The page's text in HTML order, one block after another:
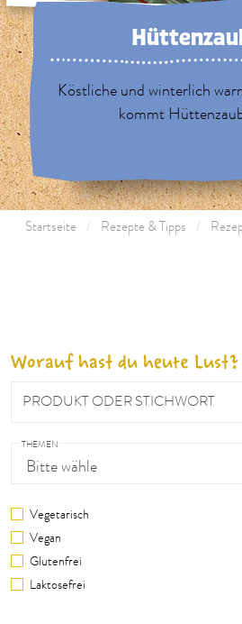
Köstliche und winterlich
kommt
Startseite Rezepte & Tipps
Worauf hast du heute Lust?
PRODUKT ODER STICHWORT
THEMEN
Vegetarisch
Vegan
Glutenfrei
Laktosefrei